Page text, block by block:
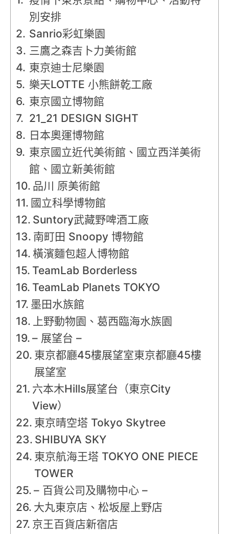
別安排
Sanrio彩虹樂園
三鷹之森吉卜力美術館
東京迪士尼樂園
樂天LOTTE 小熊餅乾工廠
東京國立博物館
21_21 DESIGN SIGHT
日本奧運博物館
東京國立近代美術館、國立西洋美術
館、國立新美術館
品川 原美術館
國立科學博物館
Suntory武藏野啤酒工廠
南町田 Snoopy 博物館
橫濱麵包超人博物館
TeamLab Borderless
TeamLab Planets TOKYO
墨田水族館
上野動物園、葛西臨海水族園
– 展望台 –
東京都廳45樓展望室東京都廳45樓
展望室
六本木Hills展望台（東京City
View）
東京晴空塔 Tokyo Skytree
SHIBUYA SKY
東京航海王塔 TOKYO ONE PIECE
TOWER
– 百貨公司及購物中心 –
大丸東京店、松坂屋上野店
京王百貨店新宿店